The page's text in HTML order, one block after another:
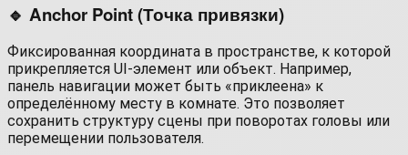
🔹 Anchor Point (Точка привязки)
Фиксированная координата в пространстве, к которой
прикрепляется UI-элемент или объект. Например,
панель навигации может быть «приклеена» к
определённому месту в комнате. Это позволяет
сохранить структуру сцены при поворотах головы или
перемещении пользователя.